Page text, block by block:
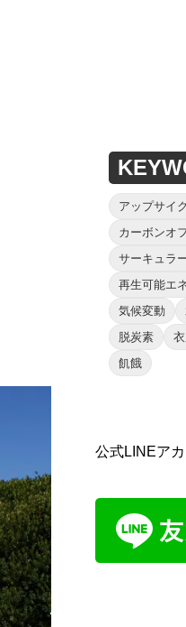
アップサイ
カーボンオ
サーキュラ
再生可能エ
気候変動
脱炭素
飢餓
公式LINEア